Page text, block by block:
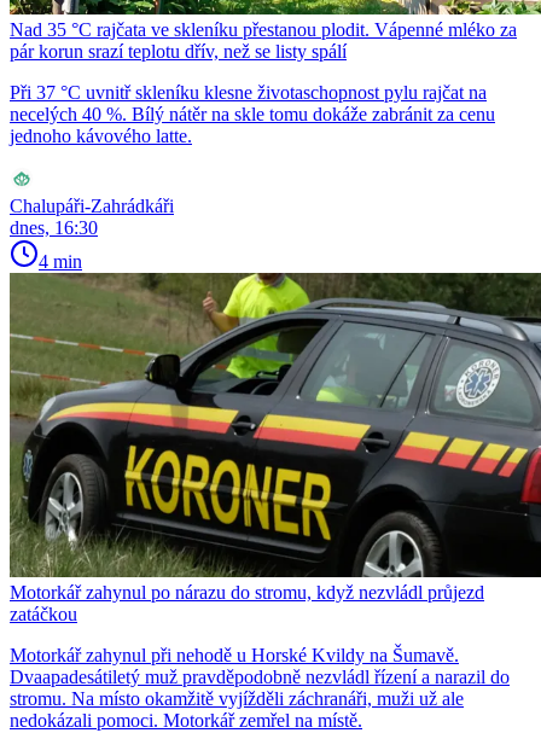
Nad 35 °C rajčata ve skleníku přestanou plodit. Vápenné mléko za
pár korun srazí teplotu dřív, než se listy spálí
Při 37 °C uvnitř skleníku klesne životaschopnost pylu rajčat na
necelých 40 %. Bílý nátěr na skle tomu dokáže zabránit za cenu
jednoho kávového latte.
Chalupáři-Zahrádkáři
dnes, 16:30
4 min
Motorkář zahynul po nárazu do stromu, když nezvládl průjezd
zatáčkou
Motorkář zahynul při nehodě u Horské Kvildy na Šumavě.
Dvaapadesátiletý muž pravděpodobně nezvládl řízení a narazil do
stromu. Na místo okamžitě vyjížděli záchranáři, muži už ale
nedokázali pomoci. Motorkář zemřel na místě.